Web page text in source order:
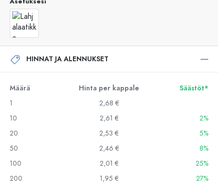
HINNAT JA ALENNUKSET
Määrä Hinta per kappale
Säästöt*
1
2,68 €
10
2,61 €
2%
20
2,53 €
5%
50
2,46 €
8%
100
2,01 €
25%
200
1,95 € 27%